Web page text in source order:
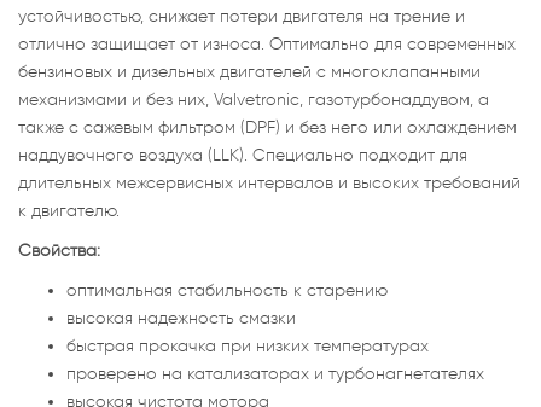
устойчивостью, снижает потери двигателя на трение и
отлично защищает от износа. Оптимально для современных
бензиновых и дизельных двигателей с многоклапанными
механизмами и без них, Valvetronic, газотурбонаддувом, а
также с сажевым фильтром (DPF) и без него или охлаждением
наддувочного воздуха (LLK). Специально подходит для
длительных межсервисных интервалов и высоких требований
к двигателю.
Свойства:
оптимальная стабильность к старению
высокая надежность смазки
быстрая прокачка при низких температурах
проверено на катализаторах и турбонагнетателях
высокая чистота мотора